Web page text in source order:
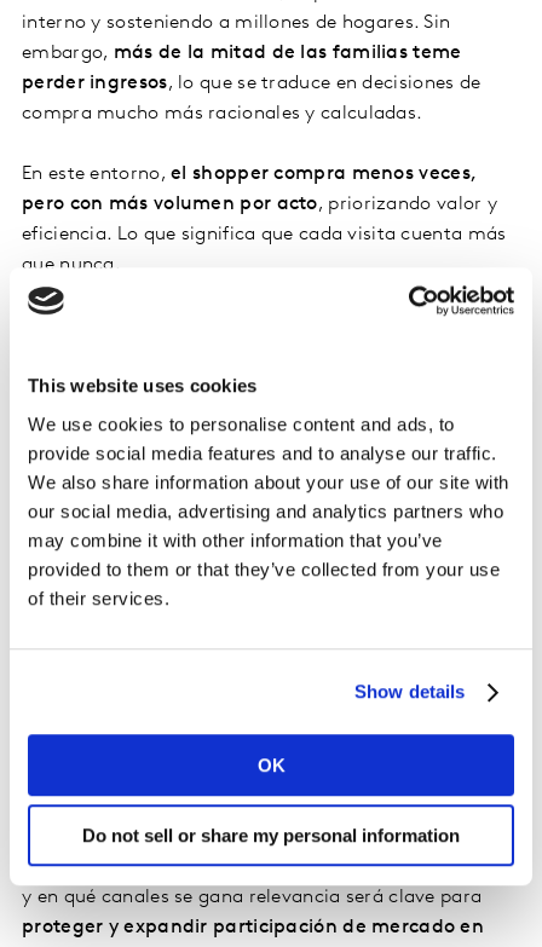
This website uses cookies
We use cookies to personalise content and ads, to
provide social media features and to analyse our traffic.
We also share information about your use of our site with
our social media, advertising and analytics partners who
may combine it with other information that you’ve
provided to them or that they’ve collected from your use
of their services.
Show details
OK
Do not sell or share my personal information
interno y sosteniendo a millones de hogares. Sin
embargo, más de la mitad de las familias teme
perder ingresos, lo que se traduce en decisiones de
compra mucho más racionales y calculadas.
En este entorno,el shopper compra menos veces,
pero con más volumen por acto, priorizando valor y
eficiencia. Lo que significa que cada visita cuenta más
que nunca.
forma, no de fuerza
El crecimiento de marcas premium (+12%)
convive
con una expansión acelerada de las marcas propias,
incluso en segmentos de menor poder adquisitivo. Esto
revela que elshoppercentroamericano no solo busca
ahorrar:está redefiniendo sus aspiraciones y
expectativas.Conveniencia, promociones inteligentes
Planear con datos es liderar en el
mercado FMCG
En un contexto macroeconómico tan sensible, cada
decisión de las marcas cuenta. Identificar qué impulsa
el gasto, cómo se reconfiguran las misiones de compra
y en qué canales se gana relevancia será clave para
proteger y expandir participación de mercado en